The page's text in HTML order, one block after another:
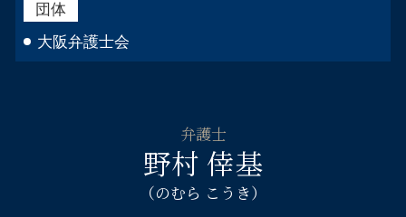
団体
大阪弁護士会
弁護士
野村 倖基
（のむら こうき）